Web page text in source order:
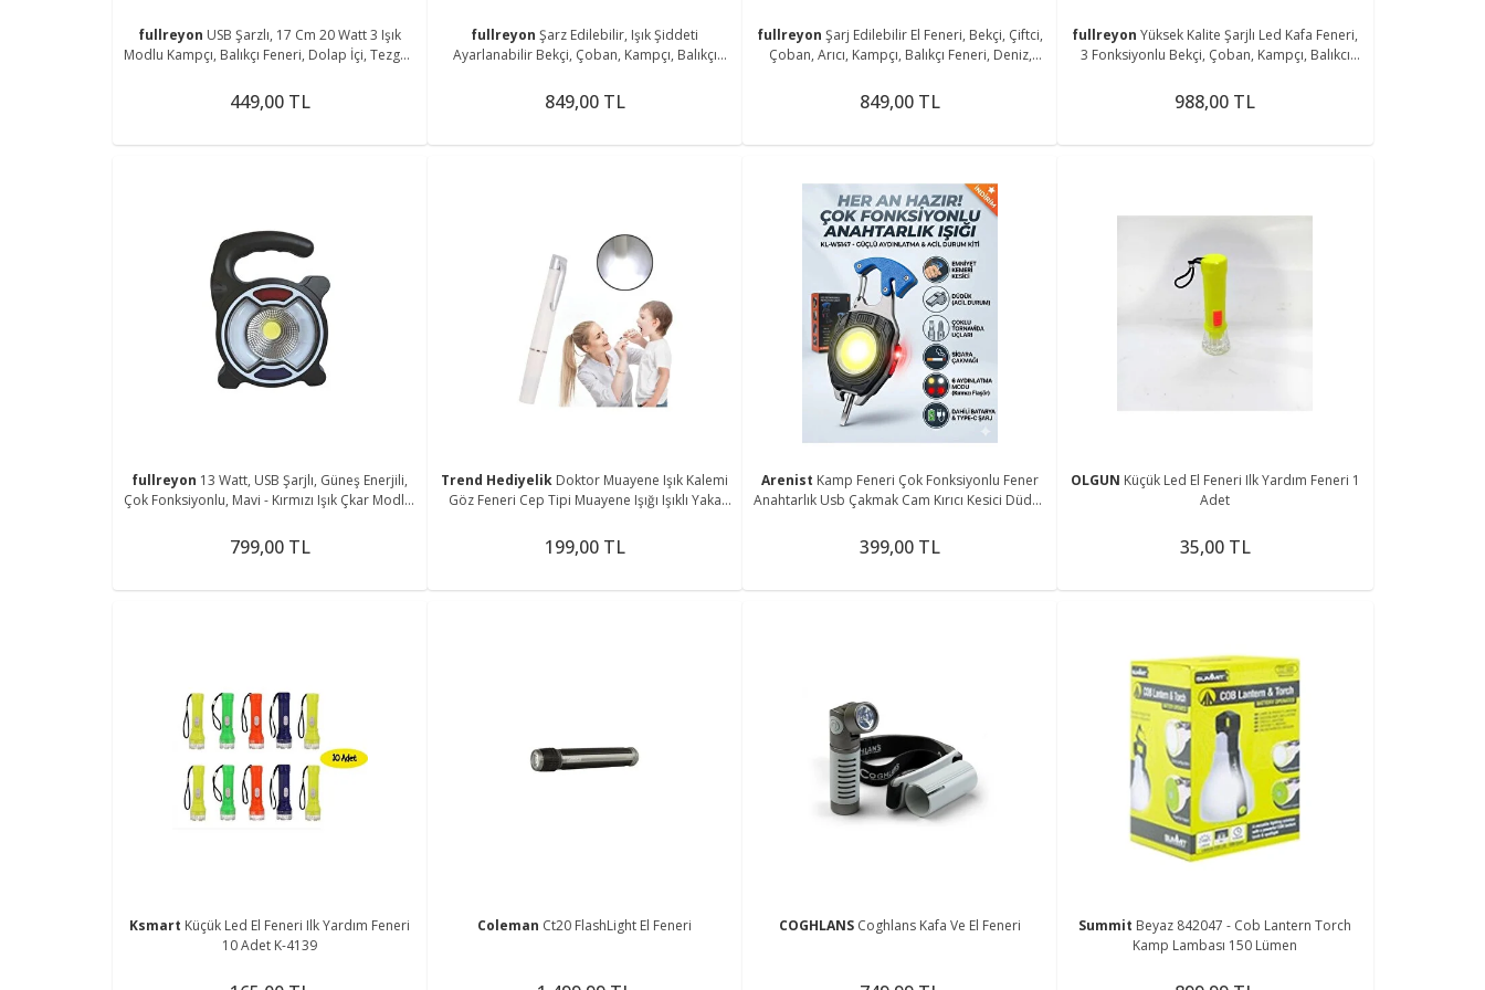
fullreyon USB Şarzlı, 17 Cm 20 Watt 3 Işık
Modlu Kampçı, Balıkçı Feneri, Dolap İçi, Tezgah
449,00 TL
fullreyonŞarz Edilebilir, Işık Şiddeti
Ayarlanabilir Bekçi, Çoban, Kampçı, Balıkçı
849,00 TL
fullreyonŞarj Edilebilir El Feneri, Bekçi, Çiftci,
Çoban, Arıcı, Kampçı, Balıkçı Feneri, Deniz,
849,00 TL
fullreyonYüksek Kalite Şarjlı Led Kafa Feneri,
3 Fonksiyonlu Bekçi, Çoban, Kampçı, Balıkcı
988,00 TL
fullreyon 13 Watt, USB Şarjlı, Güneş Enerjili,
Çok Fonksiyonlu, Mavi - Kırmızı Işık Çkar Modlu,
799,00 TL
Trend Hediyelik Doktor Muayene Işık Kalemi
Göz Feneri Cep Tipi Muayene Işığı Işıklı Yaka
199,00 TL
Arenist Kamp Feneri Çok Fonksiyonlu Fener
Anahtarlık Usb Çakmak Cam Kırıcı Kesici Düdük
399,00 TL
OLGUN Küçük Led El Feneri Ilk Yardım Feneri 1
Adet
35,00 TL
Ksmart Küçük Led El Feneri Ilk Yardım Feneri
10 Adet K-4139
Coleman Ct20 FlashLight El Feneri COGHLANS Coghlans Kafa Ve El Feneri Summit Beyaz 842047 - Cob Lantern Torch
Kamp Lambası 150 Lümen